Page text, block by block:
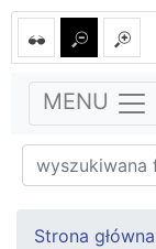
MENU
Strona główna